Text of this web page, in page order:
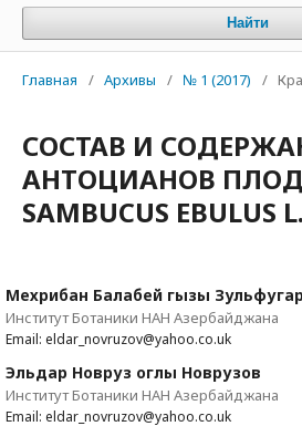
Найти
Главная / Архивы / № 1 (2017) /
СОСТАВ И
АНТОЦИАНОВ
SAMBUCUS EBULUS L.
Мехрибан Балабей гызы
Институт Ботаники НАН Азербайджана
Email: eldar_novruzov@yahoo.co.uk
Эльдар Новруз оглы Новрузов
Институт Ботаники НАН Азербайджана
Email: eldar_novruzov@yahoo.co.uk